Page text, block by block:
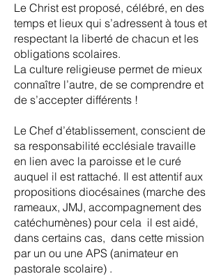
Le Christ est proposé, célébré, en des
temps et lieux qui s’adressent à tous et
respectant la liberté de chacun et les
obligations scolaires.
La culture religieuse permet de mieux
connaître l’autre, de se comprendre et
de s’accepter différents !
Le Chef d’établissement, conscient de
sa responsabilité ecclésiale travaille
en lien avec la paroisse et le curé
auquel il est rattaché. Il est attentif aux
propositions diocésaines (marche des
rameaux, JMJ, accompagnement des
catéchumènes) pour cela il est aidé,
dans certains cas, dans cette mission
par un ou une APS (animateur en
pastorale scolaire) .